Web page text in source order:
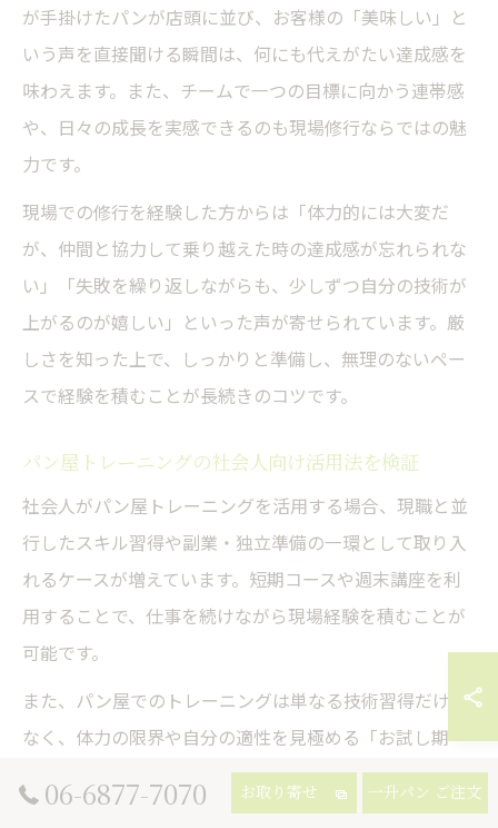
が手掛けたパンが店頭に並び、お客様の「美味しい」と
いう声を直接聞ける瞬間は、何にも代えがたい達成感を
味わえます。また、チームで一つの目標に向かう連帯感
や、日々の成長を実感できるのも現場修行ならではの魅
力です。
現場での修行を経験した方からは「体力的には大変だ
が、仲間と協力して乗り越えた時の達成感が忘れられな
い」「失敗を繰り返しながらも、少しずつ自分の技術が
上がるのが嬉しい」といった声が寄せられています。厳
しさを知った上で、しっかりと準備し、無理のないペー
スで経験を積むことが長続きのコツです。
パン屋トレーニングの社会人向け活用法を検証
社会人がパン屋トレーニングを活用する場合、現職と並
行したスキル習得や副業・独立準備の一環として取り入
れるケースが増えています。短期コースや週末講座を利
用することで、仕事を続けながら現場経験を積むことが
可能です。
また、パン屋でのトレーニングは単なる技術習得だけで
なく、体力の限界や自分の適性を見極める「お試し期
間」としても有効です。実際に体験することで、自分が
どの作業に向いているか、また体力的に続けられるかを
06-6877-7070 お取り寄せ 一升パン ご注文